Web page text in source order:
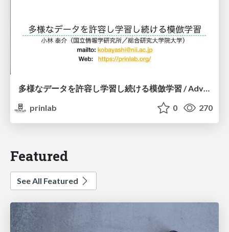
多様なデータを許容し学習し続ける模倣学習 / Advanced Imitation Learning for VLA
prinlab
0 270
Featured
See All Featured